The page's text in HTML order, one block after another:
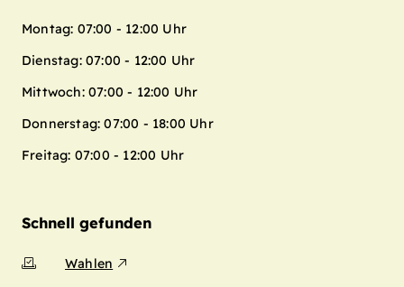
Montag: 07:00 - 12:00 Uhr
Dienstag: 07:00 - 12:00 Uhr
Mittwoch: 07:00 - 12:00 Uhr
Donnerstag: 07:00 - 18:00 Uhr
Freitag: 07:00 - 12:00 Uhr
Schnell gefunden
Wahlen